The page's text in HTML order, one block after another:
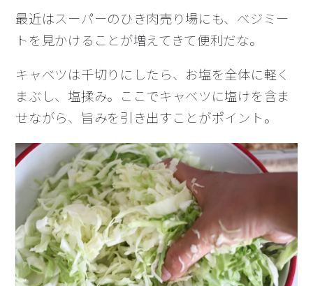
最近はスーパーのひき肉売り場にも、ベジミー
トを見かけることが増えてきて便利だな。
キャベツは千切りにしたら、お塩を全体に軽く
まぶし、塩揉み。ここでキャベツに塩けを含ま
せながら、旨みを引き出すことがポイント。